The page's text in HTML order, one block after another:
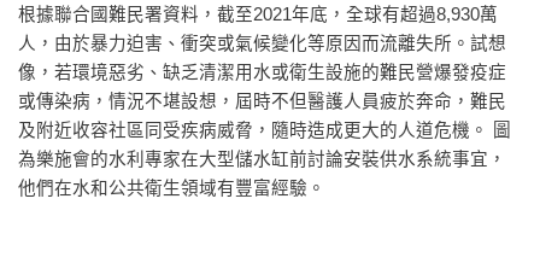
根據聯合國難民署資料，截至2021年底，全球有超過8,930萬
人，由於暴力迫害、衝突或氣候變化等原因而流離失所。試想
像，若環境惡劣、缺乏清潔用水或衛生設施的難民營爆發疫症
或傳染病，情況不堪設想，屆時不但醫護人員疲於奔命，難民
及附近收容社區同受疾病威脅，隨時造成更大的人道危機。 圖
為樂施會的水利專家在大型儲水缸前討論安裝供水系統事宜，
他們在水和公共衛生領域有豐富經驗。